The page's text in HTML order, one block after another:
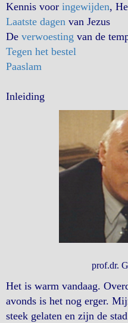
Kennis voor ingewijden,
Laatste dagen van Jezus
De verwoesting van de
Tegen het bestel
Paaslam
Inleiding
prof.dr.
Het is warm vandaag.
avonds is het nog erger.
steek gelaten en zijn de